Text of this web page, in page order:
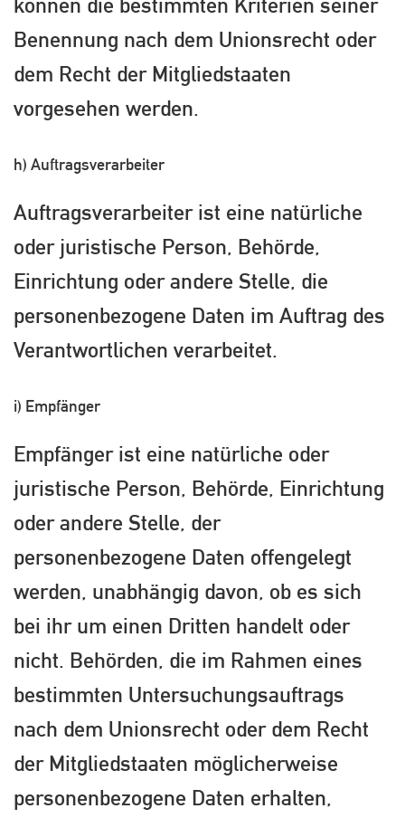
Benennung nach dem Unionsrecht oder
dem Recht der Mitgliedstaaten
vorgesehen werden.
h) Auftragsverarbeiter
Auftragsverarbeiter ist eine natürliche
oder juristische Person, Behörde,
Einrichtung oder andere Stelle, die
personenbezogene Daten im Auftrag des
Verantwortlichen verarbeitet.
i) Empfänger
Empfänger ist eine natürliche oder
juristische Person, Behörde, Einrichtung
oder andere Stelle, der
personenbezogene Daten offengelegt
werden, unabhängig davon, ob es sich
bei ihr um einen Dritten handelt oder
nicht. Behörden, die im Rahmen eines
bestimmten Untersuchungsauftrags
nach dem Unionsrecht oder dem Recht
der Mitgliedstaaten möglicherweise
personenbezogene Daten erhalten,